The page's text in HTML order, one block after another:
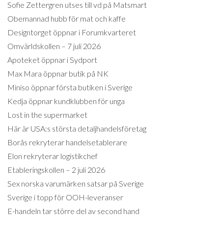
Sofie Zettergren utses till vd på Matsmart
Obemannad hubb för mat och kaffe
Designtorget öppnar i Forumkvarteret
Omvärldskollen – 7 juli 2026
Apoteket öppnar i Sydport
Max Mara öppnar butik på NK
Miniso öppnar första butiken i Sverige
Kedja öppnar kundklubben för unga
Lost in the supermarket
Här är USA:s största detaljhandelsföretag
Borås rekryterar handelsetablerare
Elon rekryterar logistikchef
Etableringskollen – 2 juli 2026
Sex norska varumärken satsar på Sverige
Sverige i topp för OOH-leveranser
E-handeln tar större del av second hand